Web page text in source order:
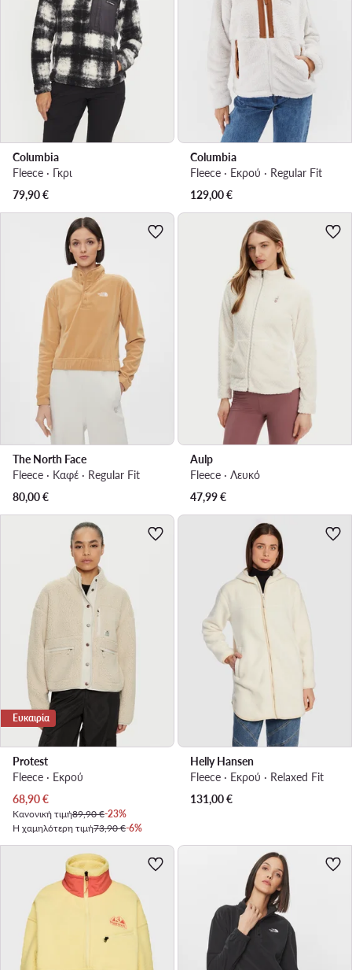
Columbia
Fleece · Γκρι
79,90€
Columbia
Fleece · Εκρού · Regular Fit
129,00€
The North Face
Fleece · Καφέ · Regular Fit
80,00€
Aulp
Fleece · Λευκό
47,99€
Ευκαιρία
Protest
Fleece · Εκρού
Τρέχουσα τιμή
68,90€
Κανονική τιμή89,90 €-23%
Η χαμηλότερη τιμή73,90 €-6%
Helly Hansen
Fleece · Εκρού · Relaxed Fit
131,00€